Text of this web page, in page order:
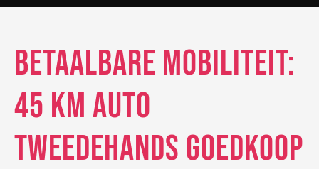
Betaalbare mobiliteit:
45 km auto
tweedehands goedkoop